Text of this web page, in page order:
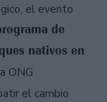
el evento
de
nativos en
ONG
el cambio